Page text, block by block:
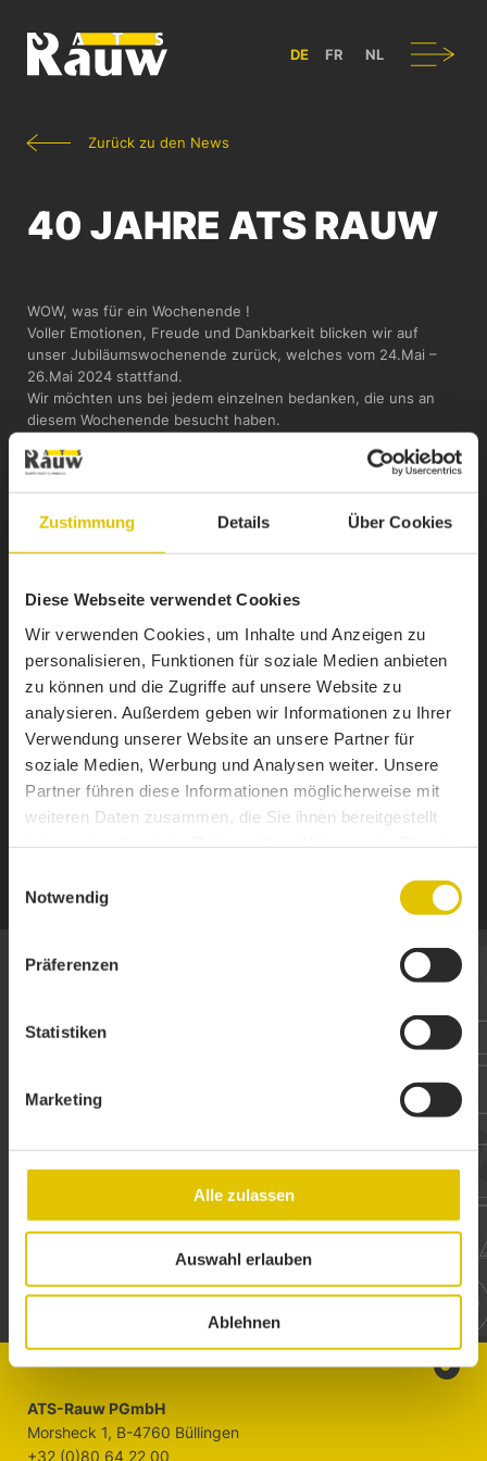
Zustimmung Details Über Cookies
Diese Webseite verwendet Cookies
Wir verwenden Cookies, um Inhalte und Anzeigen zu
personalisieren, Funktionen für soziale Medien anbieten
zu können und die Zugriffe auf unsere Website zu
analysieren. Außerdem geben wir Informationen zu Ihrer
Verwendung unserer Website an unsere Partner für
soziale Medien, Werbung und Analysen weiter. Unsere
Partner führen diese Informationen möglicherweise mit
weiteren Daten zusammen, die Sie ihnen bereitgestellt
Notwendig
Präferenzen
Statistiken
Marketing
Alle zulassen
Auswahl erlauben
Ablehnen
ATS RAUW - BAU & GESTALTUNG VON NUTZFAHRZEUGEN IN
DE FR NL
Navigation
Zurück zu den News
40 JAHRE ATS RAUW
WOW, was für ein Wochenende !
Voller Emotionen, Freude und Dankbarkeit blicken wir auf
unser Jubiläumswochenende zurück, welches vom 24.Mai –
26.Mai 2024 stattfand.
Wir möchten uns bei jedem einzelnen bedanken, die uns an
diesem Wochenende besucht haben.
GEMEINSAMES
DANN SIND SIE HIER GENAU
RICHTIG!
ATS-Rauw PGmbH
Morsheck 1, B-4760 Büllingen
+32 (0)80 64 22 00